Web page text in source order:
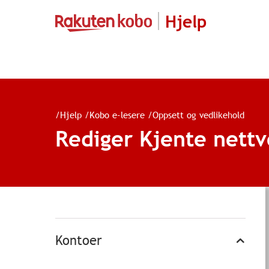
Hjelp
/Hjelp /Kobo e-lesere /Oppsett og vedlikehold
Rediger Kjente
Kontoer